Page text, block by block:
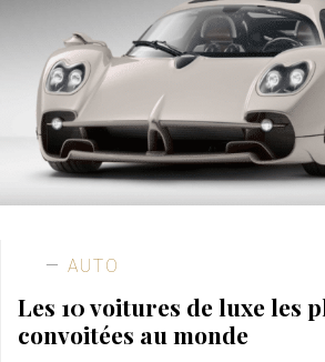
AUTO
Les 10 voitures de luxe les
convoitées au monde